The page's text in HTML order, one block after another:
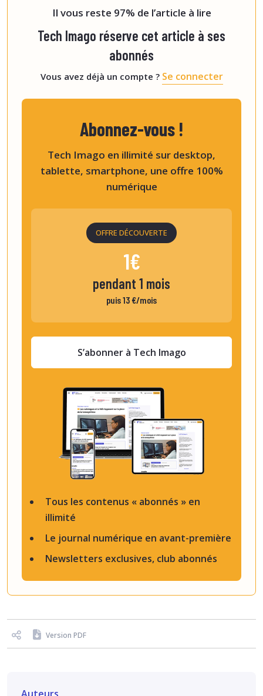
Il vous reste 97% de l’article à lire
Tech Imago réserve cet article à ses
abonnés
Vous avez déjà un compte ? Se connecter
Tous les contenus « abonnés » en
illimité
Le journal numérique en avant-première
Newsletters exclusives, club abonnés
Abonnez-vous !
Tech Imago en illimité sur desktop,
tablette, smartphone, une offre 100%
numérique
OFFRE DÉCOUVERTE
1€
pendant 1 mois
puis 13 €/mois
S’abonner à Tech Imago
Version PDF
Auteurs